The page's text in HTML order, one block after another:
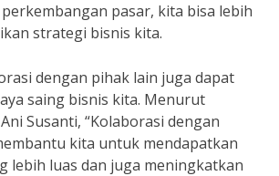
pasar, kita bisa lebih
strategi bisnis kita.
dengan pihak lain juga dapat
saing bisnis kita. Menurut
Susanti, “Kolaborasi dengan
kita untuk mendapatkan
lebih luas dan juga meningkatkan